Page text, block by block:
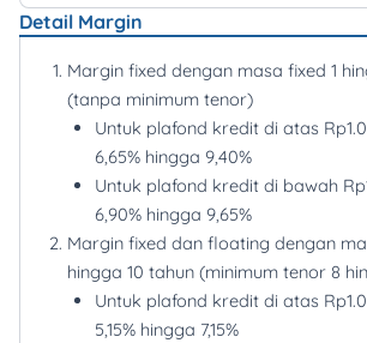
Detail Margin
Margin fixed dengan masa fixed 1
(tanpa minimum tenor)
Untuk plafond kredit di atas
6,65% hingga 9,40%
Untuk plafond kredit di bawah
6,90% hingga 9,65%
Margin fixed dan floating dengan
hingga 10 tahun (minimum tenor 8
Untuk plafond kredit di atas
5,15% hingga 7,15%